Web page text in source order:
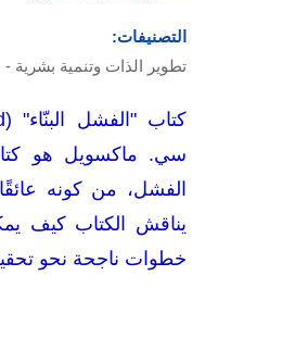
التصنيفات:
تطوير الذات وتنمية بشرية
سي. ماكسويل هو
الفشل، من كونه
يناقش الكتاب كيف
خطوات ناجحة نحو